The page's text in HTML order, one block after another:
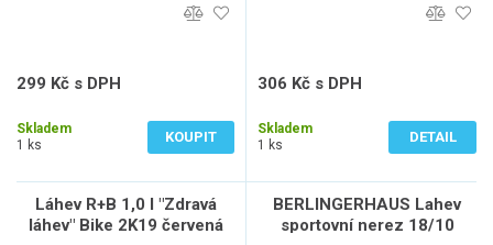
299 Kč s DPH
Skladem
1 ks
KOUPIT
306 Kč s DPH
Skladem
1 ks
DETAIL
Láhev R+B 1,0 l "Zdravá
láhev" Bike 2K19 červená
BERLINGERHAUS Lahev
sportovní nerez 18/10